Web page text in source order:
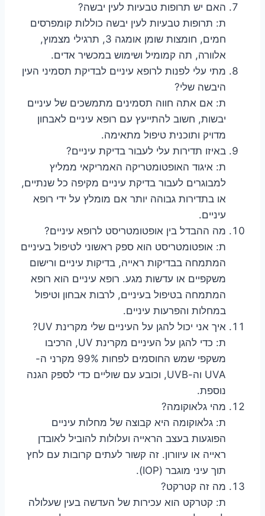
האם יש תרופות טבעיות לעין יבשה?
ת: תרופות טבעיות לעין יבשה כוללות קומפרסים
חמים, חומצות שומן אומגה 3, תרגילי מצמוץ,
אלוורה, תה קמומיל ושימוש במכשיר אדים.
מתי עלי לפנות לרופא עיניים לבדיקת תסמיני העין
היבשה שלי?
ת: אם אתה חווה תסמינים מתמשכים של עיניים
יבשות, חשוב להתייעץ עם רופא עיניים לאבחון
מדויק ותוכנית טיפול מתאימה.
באיזו תדירות עלי לעבור בדיקת עיניים?
ת: איגוד האופטומטריקה האמריקאי ממליץ
למבוגרים לעבור בדיקת עיניים מקיפה כל שנתיים,
או בתדירות גבוהה יותר אם מומלץ על ידי רופא
עיניים.
מה ההבדל בין אופטומטריסט לרופא עיניים?
ת: אופטומטריסט הוא ספק ראשוני לטיפול בעיניים
המתמחה בבדיקות ראייה, בדיקות עיניים ורישום
משקפיים או עדשות מגע. רופא עיניים הוא רופא
המתמחה בטיפול בעיניים, לרבות אבחון וטיפול
במחלות והפרעות עיניים.
איך אני יכול להגן על העיניים שלי מקרינת UV?
ת: כדי להגן על העיניים מקרינת UV, הרכיבו
משקפי שמש החוסמים לפחות 99% מקרני ה-
UVA וה-UVB, וכובע עם שוליים כדי לספק הגנה
נוספת.
מהי גלאוקומה?
ת: גלאוקומה היא קבוצה של מחלות עיניים
הפוגעות בעצב הראייה ועלולות להוביל לאובדן
ראייה או עיוורון. זה קשור לעתים קרובות עם לחץ
תוך עיני מוגבר (IOP).
מה זה קטרקט?
ת: קטרקט הוא עכירות של העדשה בעין שעלולה